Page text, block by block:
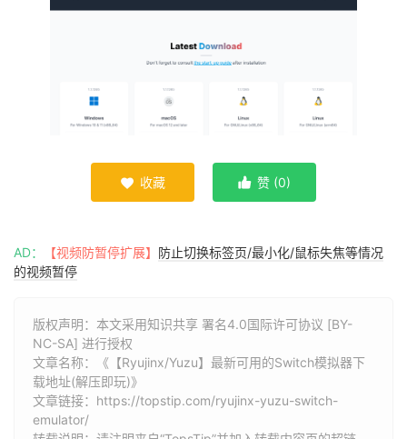
 收藏  赞 (0)
AD： 【视频防暂停扩展】 防止切换标签页/最小化/鼠标失焦等情况
的视频暂停
版权声明：本文采用知识共享 署名4.0国际许可协议 [BY-
NC-SA] 进行授权
文章名称：《【Ryujinx/Yuzu】最新可用的Switch模拟器下
载地址(解压即玩)》
文章链接： https://topstip.com/ryujinx-yuzu-switch-
emulator/